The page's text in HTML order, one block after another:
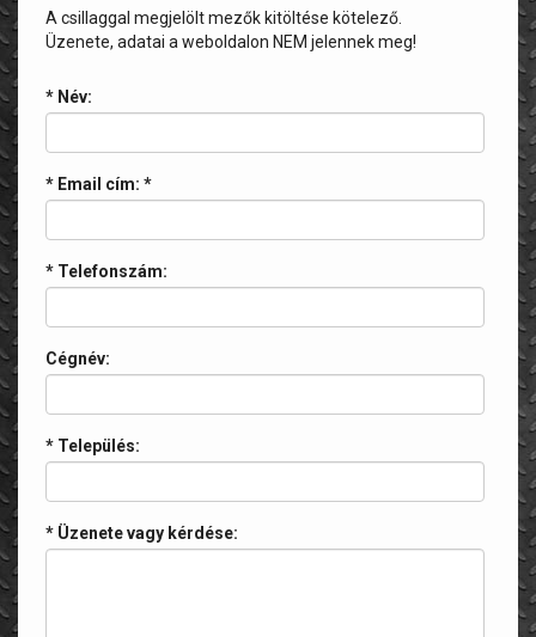
A csillaggal megjelölt mezők kitöltése kötelező.
Üzenete, adatai a weboldalon NEM jelennek meg!
* Név:
* Email cím: *
* Telefonszám:
Cégnév:
* Település:
* Üzenete vagy kérdése: